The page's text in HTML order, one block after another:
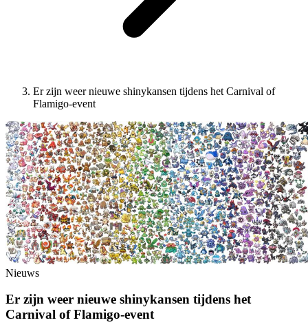
Er zijn weer nieuwe shinykansen tijdens het Carnival of
Flamigo-event
Nieuws
Er zijn weer nieuwe shinykansen tijdens het
Carnival of Flamigo-event